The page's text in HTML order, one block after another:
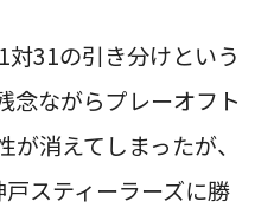
31の引き分けという
念ながらプレーオフト
消えてしまったが、
スティーラーズに勝